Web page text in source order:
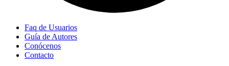
Faq de Usuarios
Guía de Autores
Conócenos
Contacto